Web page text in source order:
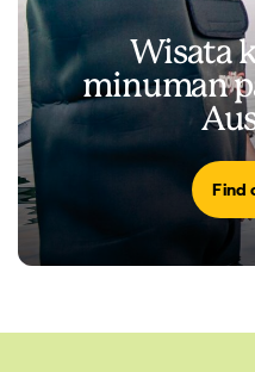
Wisata
minuman
Find